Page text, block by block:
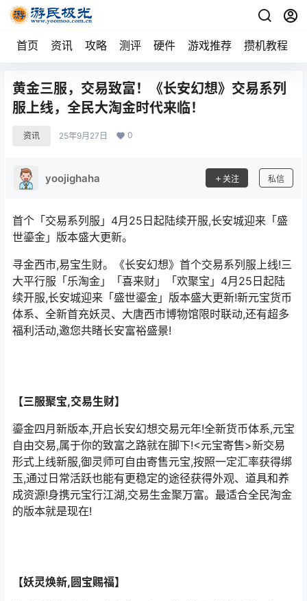
首页 资讯 攻略 测评 硬件 游戏推荐 攒机教程
黄金三服，交易致富！《长安幻想》交易系列
服上线，全民大淘金时代来临！
资讯 25年9月27日 0
yoojighaha 关注 私信
首个「交易系列服」4月25日起陆续开服,长安城迎来「盛
世鎏金」版本盛大更新。
寻金西市,易宝生财。《长安幻想》首个交易系列服上线!三
大平行服「乐淘金」「喜来财」「欢聚宝」4月25日起陆
续开服,长安城迎来「盛世鎏金」版本盛大更新!新元宝货币
体系、全新首充妖灵、大唐西市博物馆限时联动,还有超多
福利活动,邀您共睹长安富裕盛景!
【三服聚宝,交易生财】
鎏金四月新版本,开启长安幻想交易元年!全新货币体系,元宝
自由交易,属于你的致富之路就在脚下!<元宝寄售>新交易
形式上线新服,御灵师可自由寄售元宝,按照一定汇率获得绑
玉,通过日常活跃也能有更稳定的途径获得外观、道具和养
成资源!身携元宝行江湖,交易生金聚万富。最适合全民淘金
的版本就是现在!
【妖灵焕新,圆宝赐福】